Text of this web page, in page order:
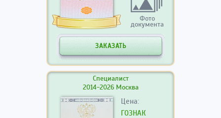
Фото
документа
ЗАКАЗАТЬ
Специалист
2014-2026 Москва
Цена:
ГОЗНАК